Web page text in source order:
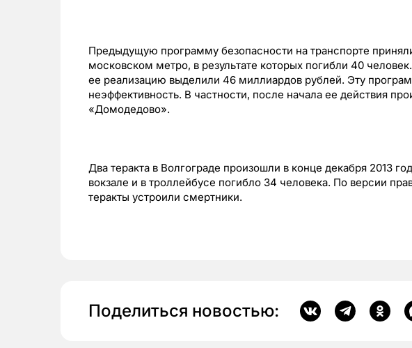
Предыдущую программу безопасности на транспорте
московском метро, в результате которых погибли 40
ее реализацию выделили 46 миллиардов рублей. Эту
неэффективность. В частности, после начала ее действия
«Домодедово».
Два теракта в Волгограде произошли в конце декабря 2013
вокзале и в троллейбусе погибло 34 человека. По версии
теракты устроили смертники.
Поделиться новостью: